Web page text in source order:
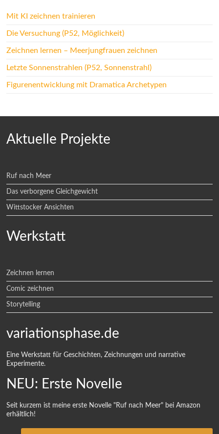
Mit KI zeichnen trainieren
Die Versuchung (P52, Möglichkeit)
Zeichnen lernen – Meerjungfrauen zeichnen
Letzte Sonnenstrahlen (P52, Sonnenstrahl)
Figurenentwicklung mit Dramatica Archetypen
Aktuelle Projekte
Ruf nach Meer
Das verborgene Gleichgewicht
Wittstocker Ansichten
Werkstatt
Zeichnen lernen
Comic zeichnen
Storytelling
variationsphase.de
Eine Werkstatt für Geschichten, Zeichnungen und narrative
Experimente.
NEU: Erste Novelle
Seit kurzem ist meine erste Novelle "Ruf nach Meer" bei Amazon
erhältlich!